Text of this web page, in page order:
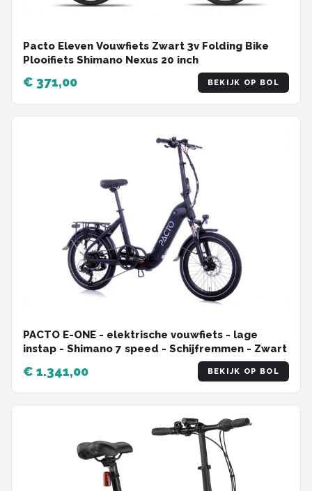
Pacto Eleven Vouwfiets Zwart 3v Folding Bike
Plooifiets Shimano Nexus 20 inch
€ 371,00 BEKIJK OP BOL
PACTO E-ONE - elektrische vouwfiets - lage
instap - Shimano 7 speed - Schijfremmen - Zwart
€ 1.341,00 BEKIJK OP BOL